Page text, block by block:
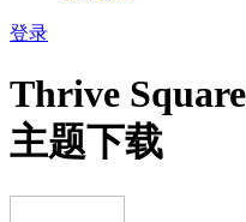
登录
Thrive
主题下载